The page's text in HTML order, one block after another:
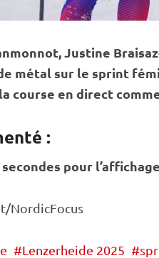
Justine
métal sur le sprint
course en direct
:
pour
NordicFocus
Lenzerheide 2025